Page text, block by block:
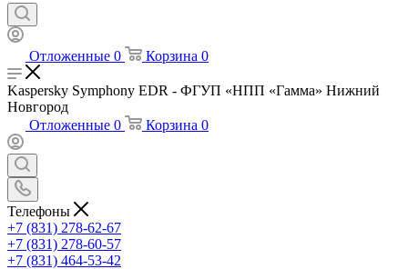
Отложенные 0 Корзина 0
Kaspersky Symphony EDR - ФГУП «НПП «Гамма» Нижний
Новгород
Отложенные 0 Корзина 0
Телефоны
+7 (831) 278-62-67
+7 (831) 278-60-57
+7 (831) 464-53-42